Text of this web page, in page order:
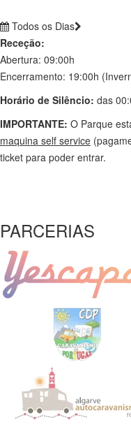
Todos os Dias
Receção:
Abertura: 09:00h
Encerramento: 19:00h
Horário de Silêncio: das
IMPORTANTE: O Parque
maquina self service
ticket para poder entrar.
PARCERIAS